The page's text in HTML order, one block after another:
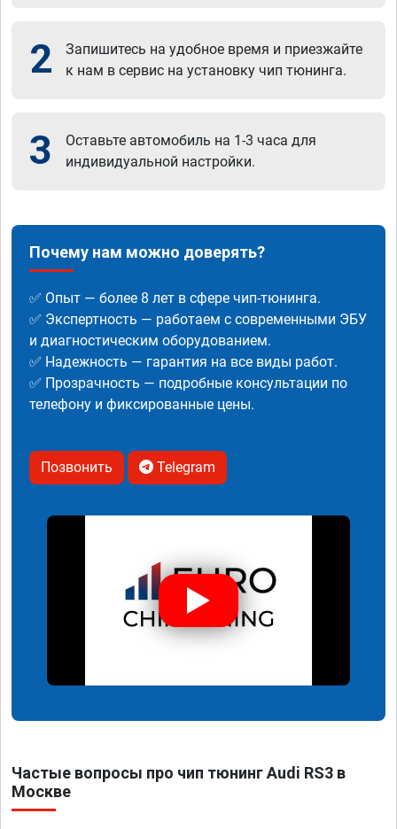
2
Запишитесь на удобное время и приезжайте
к нам в сервис на установку чип тюнинга.
3
Оставьте автомобиль на 1-3 часа для
индивидуальной настройки.
Почему нам можно доверять?
✅ Опыт — более 8 лет в сфере чип-тюнинга.
✅ Экспертность — работаем с современными ЭБУ
и диагностическим оборудованием.
✅ Надежность — гарантия на все виды работ.
✅ Прозрачность — подробные консультации по
телефону и фиксированные цены.
Позвонить Telegram
Частые вопросы про чип тюнинг Audi RS3 в
Москве